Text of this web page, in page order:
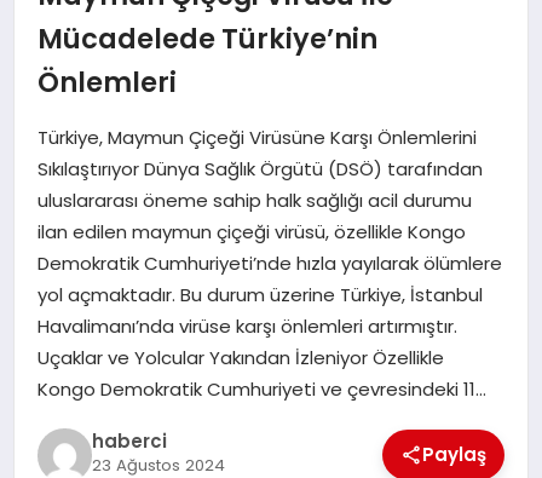
EĞITIM
EKONOMI
MAGAZIN
SAĞLIK
SIYASET
SPOR
YAŞAM
Mücadelede Türkiye’nin
Önlemleri
Türkiye, Maymun Çiçeği Virüsüne Karşı Önlemlerini
Sıkılaştırıyor Dünya Sağlık Örgütü (DSÖ) tarafından
uluslararası öneme sahip halk sağlığı acil durumu
ilan edilen maymun çiçeği virüsü, özellikle Kongo
Demokratik Cumhuriyeti’nde hızla yayılarak ölümlere
yol açmaktadır. Bu durum üzerine Türkiye, İstanbul
Havalimanı’nda virüse karşı önlemleri artırmıştır.
Uçaklar ve Yolcular Yakından İzleniyor Özellikle
Kongo Demokratik Cumhuriyeti ve çevresindeki 11…
haberci
23 Ağustos 2024 Paylaş